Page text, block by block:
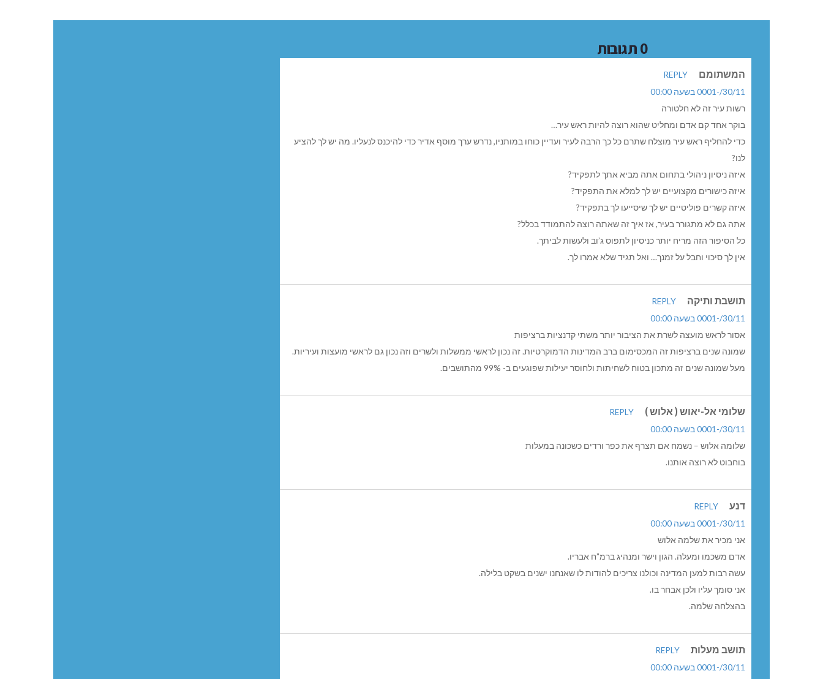
0 תגובות
המשתומם
REPLY
30/11/-0001 בשעה 00:00
רשות עיר זה לא חלטורה
בוקר אחד קם אדם ומחליט שהוא רוצה להיות ראש עיר…
כדי להחליף ראש עיר מוצלח שתרם כל כך הרבה לעיר ועדיין כוחו במותניו, נדרש ערך מוסף אדיר כדי להיכנס לנעליו. מה יש לך להציע
לנו?
איזה ניסיון ניהולי בתחום אתה מביא אתך לתפקיד?
איזה כישורים מקצועיים יש לך למלא את התפקיד?
איזה קשרים פוליטיים יש לך שיסייעו לך בתפקיד?
אתה גם לא מתגורר בעיר, אז איך זה שאתה רוצה להתמודד בכלל?
כל הסיפור הזה מריח יותר כניסיון לתפוס ג’וב ולעשות לביתך.
אין לך סיכוי וחבל על זמנך… ואל תגיד שלא אמרו לך.
תושבת ותיקה
REPLY
30/11/-0001 בשעה 00:00
אסור לראש מועצה לשרת את הציבור יותר משתי קדנציות ברציפות
שמונה שנים ברציפות זה המכסימום ברב המדינות הדמוקרטיות. זה נכון לראשי ממשלות ולשרים וזה נכון גם לראשי מועצות ועיריות.
מעל שמונה שנים זה מתכון בטוח לשחיתות ולחוסר יעילות שפוגעים ב- 99% מהתושבים.
שלומי אל-יאוש ( אלוש )
REPLY
30/11/-0001 בשעה 00:00
שלומה אלוש – נשמח אם תצרף את כפר ורדים כשכונה במעלות
בוחבוט לא רוצה אותנו.
דנע
REPLY
30/11/-0001 בשעה 00:00
אני מכיר את שלמה אלוש
אדם משכמו ומעלה. הגון וישר ומנהיג ברמ”ח אבריו.
עשה רבות למען המדינה וכולנו צריכים להודות לו שאנחנו ישנים בשקט בלילה.
אני סומך עליו ולכן אבחר בו.
בהצלחה שלמה.
תושב מעלות
REPLY
30/11/-0001 בשעה 00:00